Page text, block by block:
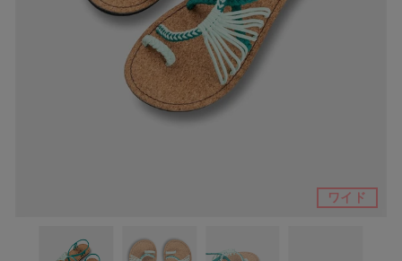
ワイド